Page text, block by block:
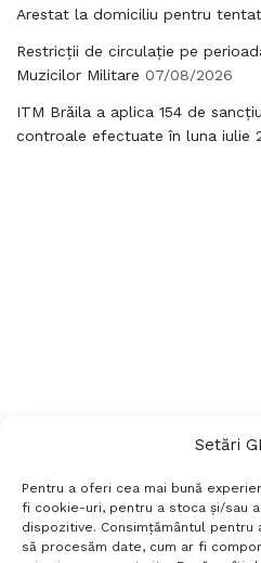
Setări
Pentru a oferi cea mai bună
fi cookie-uri, pentru a stoca și/sau
dispozitive. Consimțământul
să procesăm date, cum ar fi
Arestat la domiciliu pentru
Restricții de circulație pe
Muzicilor Militare 07/08/2026
ITM Brăila a aplica 154 de
controale efectuate în luna iulie